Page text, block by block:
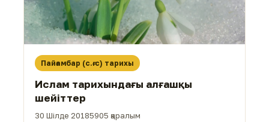
Пайғамбар (с.ғ.с) тарихы
Ислам тарихындағы алғашқы
шейіттер
30 Шілде 20185905 қаралым